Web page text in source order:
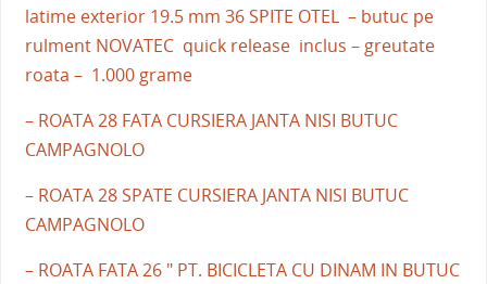
latime exterior 19.5 mm 36 SPITE OTEL – butuc pe
rulment NOVATEC quick release inclus – greutate
roata – 1.000 grame
– ROATA 28 FATA CURSIERA JANTA NISI BUTUC
CAMPAGNOLO
– ROATA 28 SPATE CURSIERA JANTA NISI BUTUC
CAMPAGNOLO
– ROATA FATA 26 " PT. BICICLETA CU DINAM IN BUTUC